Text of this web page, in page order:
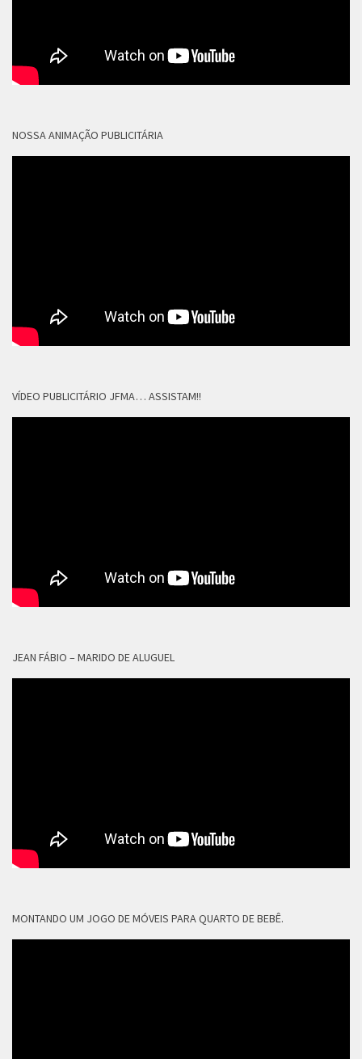
NOSSA ANIMAÇÃO PUBLICITÁRIA
VÍDEO PUBLICITÁRIO JFMA… ASSISTAM!!
JEAN FÁBIO – MARIDO DE ALUGUEL
MONTANDO UM JOGO DE MÓVEIS PARA QUARTO DE BEBÊ.